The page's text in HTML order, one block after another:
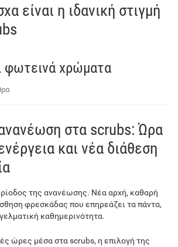
είναι η ιδανική στιγμή
φωτεινά χρώματα
στα scrubs: Ώρα
και νέα διάθεση
της ανανέωσης. Νέα αρχή, καθαρή
φρεσκάδας που επηρεάζει τα πάντα,
καθημερινότητα.
ώρες μέσα στα scrubs, η επιλογή της